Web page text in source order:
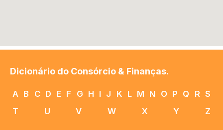
Dicionário do Consórcio & Finanças.
A B C D E F G H I J K L M N O P Q R S
T
U V W X Y Z